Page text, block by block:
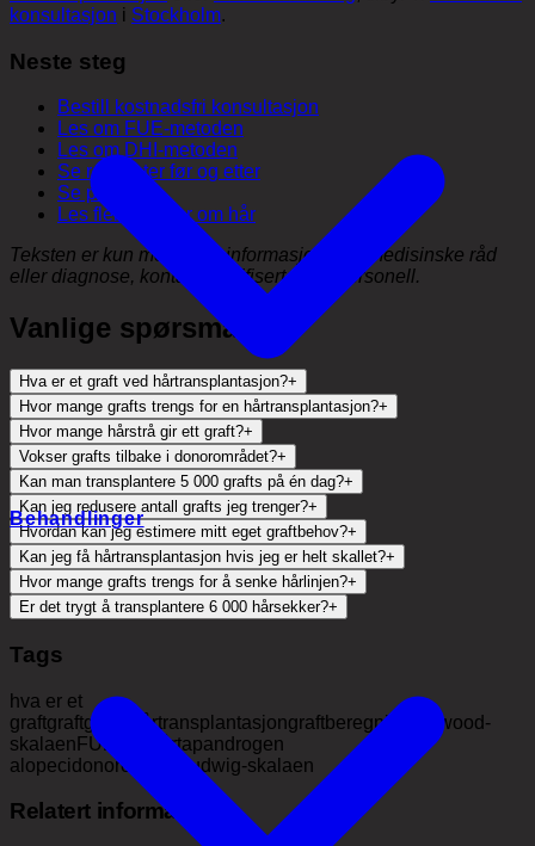
Behandlinger
konsultasjon i Stockholm.
Neste steg
Bestill kostnadsfri konsultasjon
Les om FUE-metoden
Les om DHI-metoden
Se resultater før og etter
Se prissiden
Les flere artikler om hår
Teksten er kun ment som informasjon. For medisinske råd
eller diagnose, kontakt kvalifisert helsepersonell.
Vanlige spørsmål
Hva er et graft ved hårtransplantasjon?+
Hvor mange grafts trengs for en hårtransplantasjon?+
Hvor mange hårstrå gir ett graft?+
Vokser grafts tilbake i donorområdet?+
Kan man transplantere 5 000 grafts på én dag?+
Kan jeg redusere antall grafts jeg trenger?+
Hvordan kan jeg estimere mitt eget graftbehov?+
Kan jeg få hårtransplantasjon hvis jeg er helt skallet?+
Hvor mange grafts trengs for å senke hårlinjen?+
Er det trygt å transplantere 6 000 hårsekker?+
Tags
hva er et
graftgraftgrafts hårtransplantasjongraftberegning
norwood-
skalaen FUE hårtapandrogen
alopecidonorområde ludwig-skalaen
Relatert informasjon